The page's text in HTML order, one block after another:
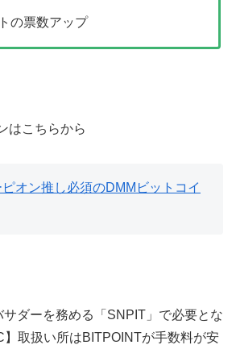
の票数アップ
はこちらから
オン推し必須のDMMビットコイ
ダーを務める「SNPIT」で必要とな
】取扱い所はBITPOINTが手数料が安